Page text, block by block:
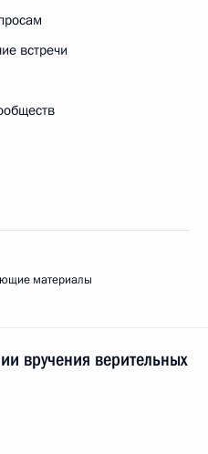
встречи
материалы
вручения верительных